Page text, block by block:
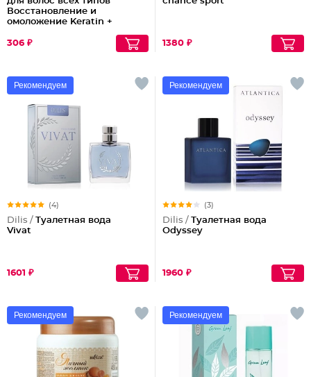
Восстановление и
омоложение Keratin +
306 ₽
1380 ₽
Рекомендуем
(4)
Dilis / Туалетная вода
Vivat
1601 ₽
Рекомендуем
(3)
Dilis / Туалетная вода
Odyssey
1960 ₽
Рекомендуем Рекомендуем